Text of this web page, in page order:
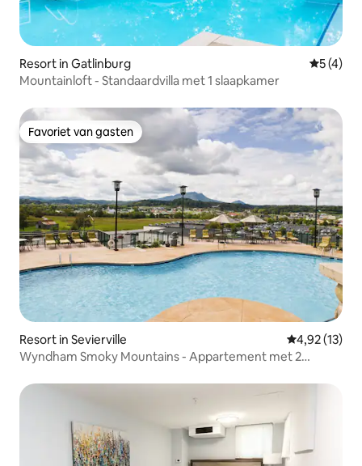
Resort in Gatlinburg
5 (4)
Mountainloft - Standaardvilla met 1 slaapkamer
Favoriet van gasten
Favoriet van gasten
Resort in Sevierville Gemiddelde
4,92 (13)
Wyndham Smoky Mountains - Appartement met 2